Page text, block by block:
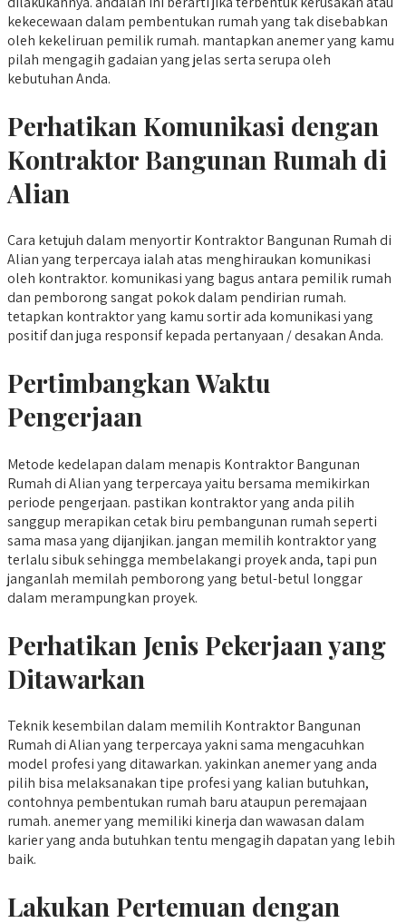
kekecewaan dalam pembentukan rumah yang tak disebabkan
oleh kekeliruan pemilik rumah. mantapkan anemer yang kamu
pilah mengagih gadaian yang jelas serta serupa oleh
kebutuhan Anda.
Perhatikan Komunikasi dengan
Kontraktor Bangunan Rumah di
Alian
Cara ketujuh dalam menyortir Kontraktor Bangunan Rumah di
Alian yang terpercaya ialah atas menghiraukan komunikasi
oleh kontraktor. komunikasi yang bagus antara pemilik rumah
dan pemborong sangat pokok dalam pendirian rumah.
tetapkan kontraktor yang kamu sortir ada komunikasi yang
positif dan juga responsif kepada pertanyaan / desakan Anda.
Pertimbangkan Waktu
Pengerjaan
Metode kedelapan dalam menapis Kontraktor Bangunan
Rumah di Alian yang terpercaya yaitu bersama memikirkan
periode pengerjaan. pastikan kontraktor yang anda pilih
sanggup merapikan cetak biru pembangunan rumah seperti
sama masa yang dijanjikan. jangan memilih kontraktor yang
terlalu sibuk sehingga membelakangi proyek anda, tapi pun
janganlah memilah pemborong yang betul-betul longgar
dalam merampungkan proyek.
Perhatikan Jenis Pekerjaan yang
Ditawarkan
Teknik kesembilan dalam memilih Kontraktor Bangunan
Rumah di Alian yang terpercaya yakni sama mengacuhkan
model profesi yang ditawarkan. yakinkan anemer yang anda
pilih bisa melaksanakan tipe profesi yang kalian butuhkan,
contohnya pembentukan rumah baru ataupun peremajaan
rumah. anemer yang memiliki kinerja dan wawasan dalam
karier yang anda butuhkan tentu mengagih dapatan yang lebih
baik.
Lakukan Pertemuan dengan